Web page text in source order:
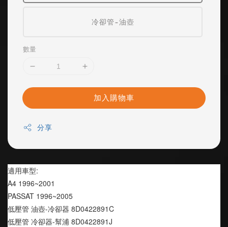
冷卻管-油壺
數量
加入購物車
分享
適用車型:
A4 1996~2001
PASSAT 1996~2005
低壓管 油壺-冷卻器 8D0422891C
低壓管 冷卻器-幫浦 8D0422891J